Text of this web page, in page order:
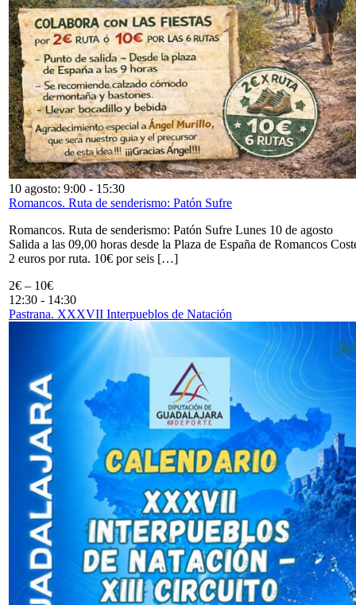
10 agosto: 9:00 - 15:30
Romancos. Ruta de senderismo: Patón Sufre
Romancos. Ruta de senderismo: Patón Sufre Lunes 10 de agosto
Salida a las 09,00 horas desde la Plaza de España de Romancos
2 euros por ruta. 10€ por seis […]
2€ – 10€
12:30 - 14:30
Pastrana. XXXVII Interpueblos de Natación